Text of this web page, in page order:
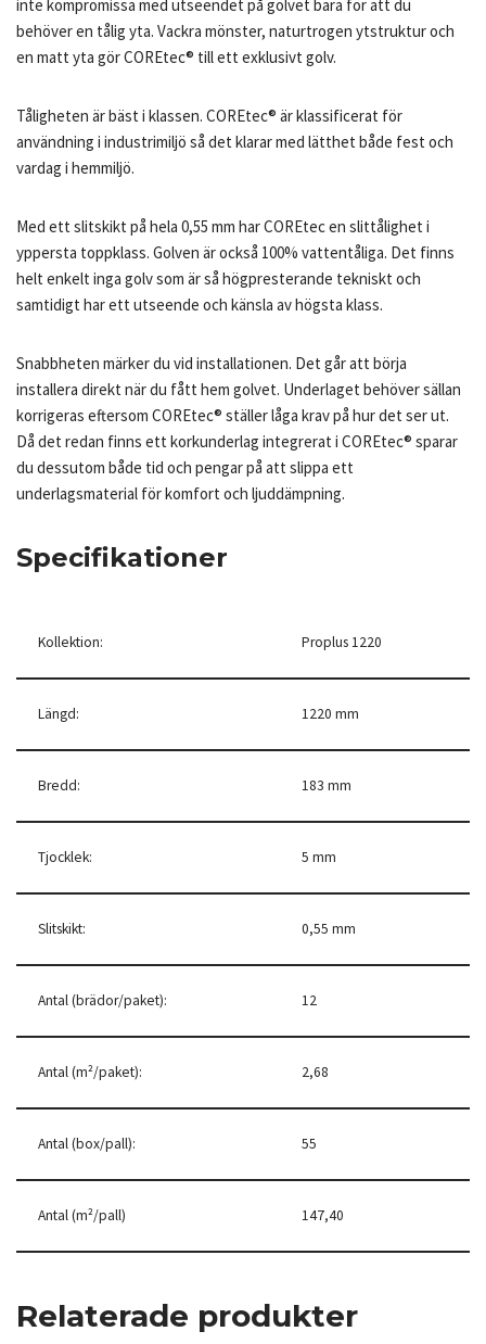
inte kompromissa med utseendet på golvet bara för att du
behöver en tålig yta. Vackra mönster, naturtrogen ytstruktur och
en matt yta gör COREtec® till ett exklusivt golv.
Tåligheten är bäst i klassen. COREtec® är klassificerat för
användning i industrimiljö så det klarar med lätthet både fest och
vardag i hemmiljö.
Med ett slitskikt på hela 0,55 mm har COREtec en slittålighet i
yppersta toppklass. Golven är också 100% vattentåliga. Det finns
helt enkelt inga golv som är så högpresterande tekniskt och
samtidigt har ett utseende och känsla av högsta klass.
Snabbheten märker du vid installationen. Det går att börja
installera direkt när du fått hem golvet. Underlaget behöver sällan
korrigeras eftersom COREtec® ställer låga krav på hur det ser ut.
Då det redan finns ett korkunderlag integrerat i COREtec® sparar
du dessutom både tid och pengar på att slippa ett
underlagsmaterial för komfort och ljuddämpning.
Specifikationer
Kollektion: Proplus 1220
Längd: 1220 mm
Bredd: 183 mm
Tjocklek: 5 mm
Slitskikt: 0,55 mm
Antal (brädor/paket): 12
Antal (m²/paket): 2,68
Antal (box/pall): 55
Antal (m²/pall) 147,40
Relaterade produkter